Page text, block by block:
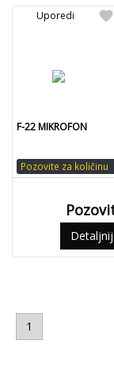
favorite
Uporedi
F-22 MIKROFON
Pozovite za količinu
1